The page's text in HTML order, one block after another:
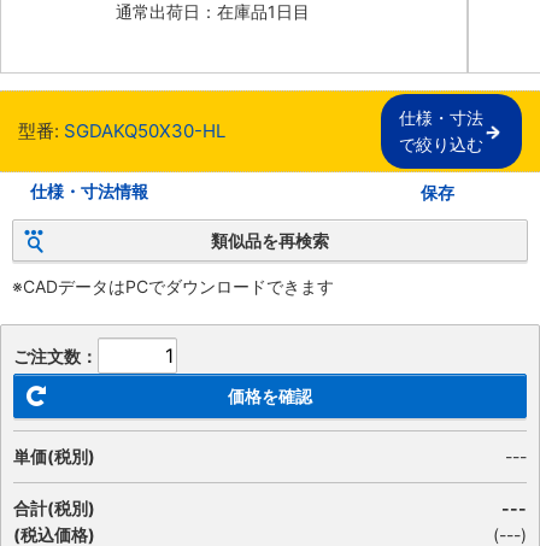
通常出荷日：在庫品1日目
型番: SGDAKQ50X30-HL
仕様・寸法
で絞り込む
仕様・寸法情報 保存
類似品を再検索
※CADデータはPCでダウンロードできます
ご注文数：
価格を確認
単価(税別) ---
合計(税別)
(税込価格)
---
(---)